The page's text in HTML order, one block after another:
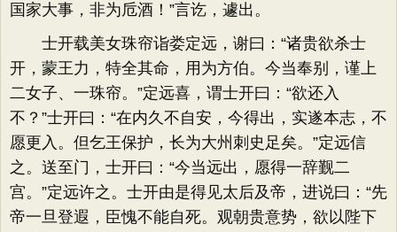
国家大事，非为卮酒！”言讫，遽出。
士开载美女珠帘诣娄定远，谢曰：“诸贵欲杀士
开，蒙王力，特全其命，用为方伯。今当奉别，谨上
二女子、一珠帘。”定远喜，谓士开曰：“欲还入
不？”士开曰：“在内久不自安，今得出，实遂本志，不
愿更入。但乞王保护，长为大州刺史足矣。”定远信
之。送至门，士开曰：“今当远出，愿得一辞觐二
宫。”定远许之。士开由是得见太后及帝，进说曰：“先
帝一旦登遐，臣愧不能自死。观朝贵意势，欲以陛下